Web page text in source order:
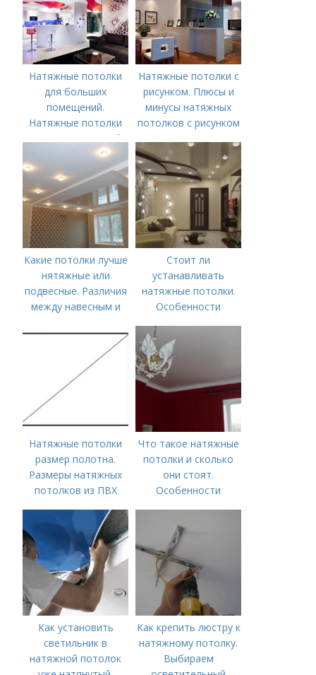
Натяжные потолки
для больших
помещений.
Натяжные потолки
для зала: красивый
дизайн гостиной
Натяжные потолки с
рисунком. Плюсы и
минусы натяжных
потолков с рисунком
Какие потолки лучше
нятяжные или
подвесные. Различия
между навесным и
Стоит ли
устанавливать
натяжные потолки.
Особенности
Натяжные потолки
размер полотна.
Размеры натяжных
потолков из ПВХ
Что такое натяжные
потолки и сколько
они стоят.
Особенности
Как установить
светильник в
натяжной потолок
Как крепить люстру к
натяжному потолку.
Выбираем